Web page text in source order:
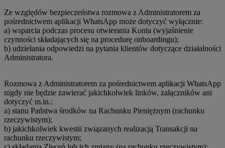
Ze względów bezpieczeństwa rozmowa z Administratorem za
pośrednictwem aplikacji WhatsApp może dotyczyć wyłącznie:
a) wsparcia podczas procesu otwierania Konta (wyjaśnienie
czynności składających się na procedurę onboardingu);
b) udzielania odpowiedzi na pytania klientów dotyczące działalności
Administratora.
Rozmowa z Administratorem za pośrednictwem aplikacji WhatsApp
nigdy nie będzie zawierać jakichkolwiek linków, załączników ani
dotyczyć m.in.:
a) stanu Państwa środków na Rachunku Pieniężnym (rachunku
rzeczywistym);
b) jakichkolwiek kwestii związanych realizacją Transakcji na
rachunku rzeczywistym;